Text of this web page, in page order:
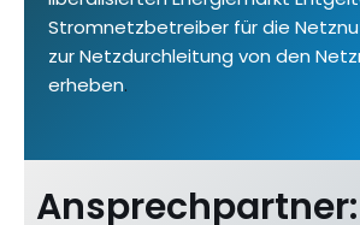
Stromnetzbetreiber für die
zur Netzdurchleitung von den
erheben.
Ansprechpartner: